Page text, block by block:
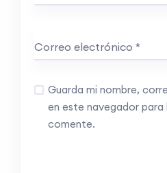
Guarda mi nombre,
en este navegador para
comente.